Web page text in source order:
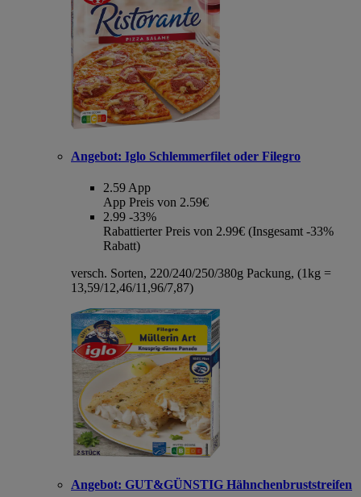
Angebot: Iglo Schlemmerfilet oder Filegro
2.59 App
App Preis von 2.59€
2.99 -33%
Rabattierter Preis von 2.99€ (Insgesamt -33%
Rabatt)
versch. Sorten, 220/240/250/380g Packung, (1kg =
13,59/12,46/11,96/7,87)
Angebot: GUT&GÜNSTIG Hähnchenbruststreifen